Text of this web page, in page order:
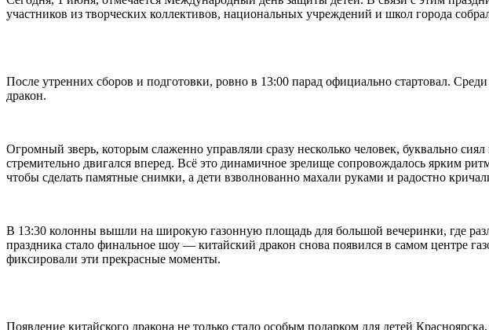
участников из творческих коллективов, национальных учреждений и школ города
После утренних сборов и подготовки, ровно в 13:00 парад официально стартовал.
дракон.
Огромный зверь, которым слаженно управляли сразу несколько человек, буквально
стремительно двигался вперед. Всё это динамичное зрелище сопровождалось ярким
чтобы сделать памятные снимки, а дети взволнованно махали руками и радостно
В 13:30 колонны вышли на широкую газонную площадь для большой вечеринки, где
праздника стало финальное шоу — китайский дракон снова появился в самом центре
фиксировали эти прекрасные моменты.
Появление китайского дракона не только стало особым подарком для детей